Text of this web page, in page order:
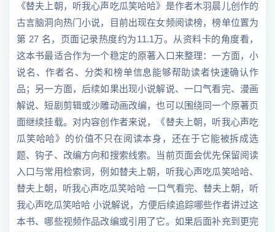
《替夫上朝，听我心声吃瓜笑哈哈》是作者木羽晨儿创作的
古言脑洞向热门小说，目前出现在女频阅读榜，榜单位置为
第 27 名，页面记录热度约为11.1万。从资料卡的角度看，
这本书最适合作为一个稳定的原著入口来整理：一方面，小
说名、作者名、分类和榜单信息能够帮助读者快速确认作
品；另一方面，后续如果出现小说解说、一口气看完、漫画
解说、短剧剪辑或沙雕动画改编，也可以围绕同一个原著页
面继续挂载。对内容创作者来说，《替夫上朝，听我心声吃
瓜笑哈哈》的价值不只在阅读本身，还在于它能被拆成选
题、钩子、改编方向和搜索线索。当前页面会优先保留阅读
入口与常用检索词，例如替夫上朝，听我心声吃瓜笑哈哈、
替夫上朝，听我心声吃瓜笑哈哈 一口气看完、替夫上朝，听
我心声吃瓜笑哈哈 小说解说，方便后续追踪哪些作者讲过这
本书、哪些视频作品改编或引用了它。如果后面补充到更完